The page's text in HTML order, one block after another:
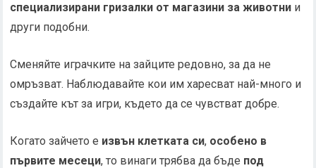
специализирани гризалки от магазини за животни и
други подобни.
Сменяйте играчките на зайците редовно, за да не
омръзват. Наблюдавайте кои им харесват най-много и
създайте кът за игри, където да се чувстват добре.
Когато зайчето е извън клетката си, особено в
първите месеци, то винаги трябва да бъде под